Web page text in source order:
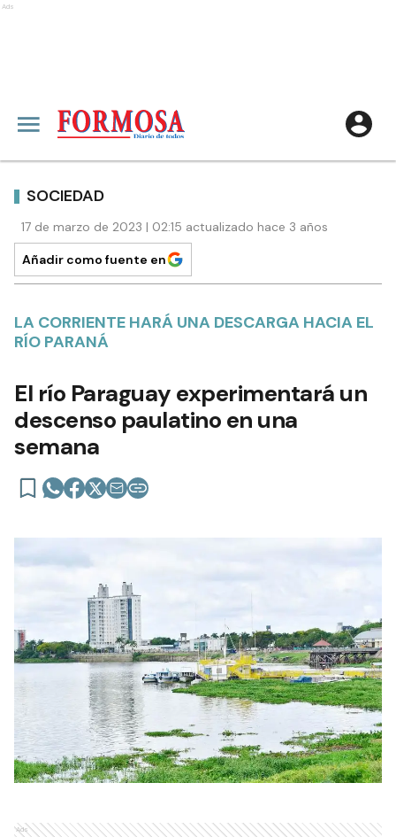
Ads
SOCIEDAD
17 de marzo de 2023 | 02:15 actualizado hace 3 años
Añadir como fuente en
LA CORRIENTE HARÁ UNA DESCARGA HACIA EL
RÍO PARANÁ
El río Paraguay experimentará un
descenso paulatino en una
semana
Ads